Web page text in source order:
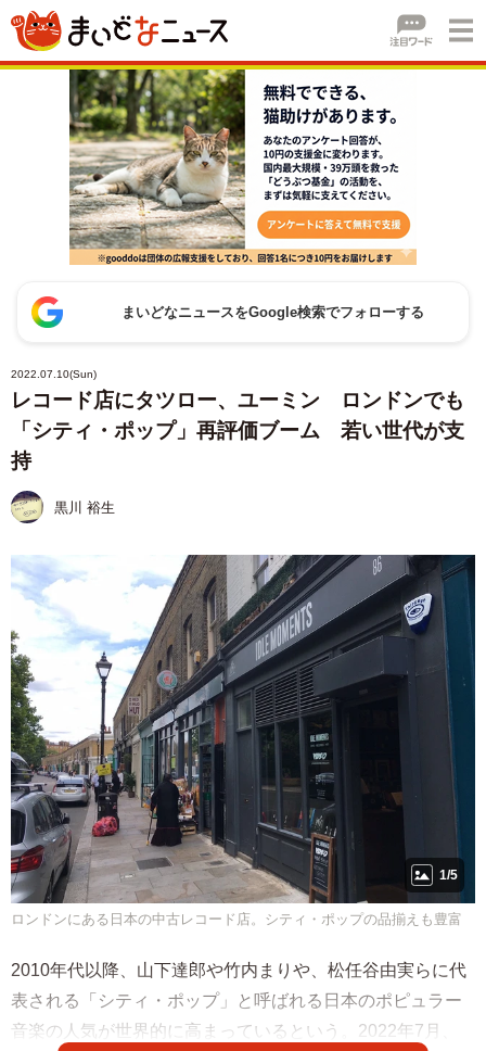
まいどなニュースをGoogle検索でフォローする
2022.07.10(Sun)
レコード店にタツロー、ユーミン ロンドンでも
「シティ・ポップ」再評価ブーム 若い世代が支
持
黒川 裕生
1/5
ロンドンにある日本の中古レコード店。シティ・ポップの品揃えも豊富
2010年代以降、山下達郎や竹内まりや、松任谷由実らに代
表される「シティ・ポップ」と呼ばれる日本のポピュラー
音楽の人気が世界的に高まっているという。2022年7月、